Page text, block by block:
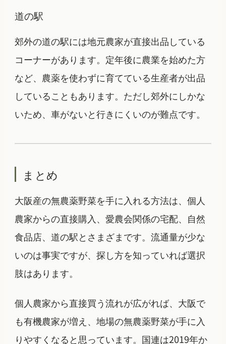
道の駅
郊外の道の駅には地元農家が直接出品している
コーナーがあります。定年後に農業を始めた方
など、農薬を使わずに育てている生産者が出品
していることもあります。ただし郊外にしかな
いため、車がないと行きにくいのが難点です。
まとめ
大阪産の無農薬野菜を手に入れる方法は、個人
農家からの直接購入、愛農会関係の宅配、自然
食品店、道の駅とさまざまです。流通量が少な
いのは事実ですが、探し方を知っていれば選択
肢はあります。
個人農家から直接買う流れが広がれば、大阪で
も有機農家が増え、地場の無農薬野菜が手に入
りやすくなると思っています。国連は2019年か